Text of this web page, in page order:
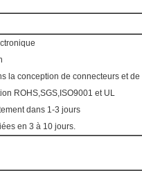
la conception de connecteurs et
ROHS,SGS,ISO9001 et UL
dans 1-3 jours
en 3 à 10 jours.